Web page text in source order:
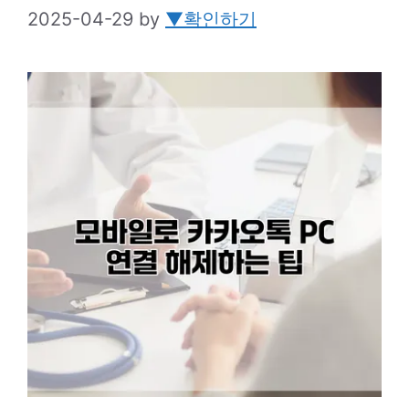
2025-04-29 by ▼확인하기